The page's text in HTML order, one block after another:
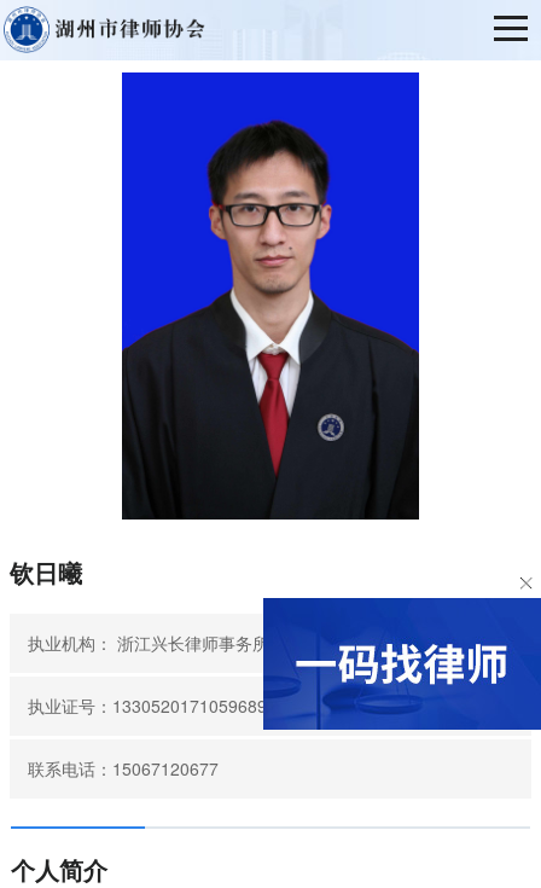
钦日曦
执业机构： 浙江兴长律师事务所
执业证号：13305201710596896
联系电话：15067120677
个人简介